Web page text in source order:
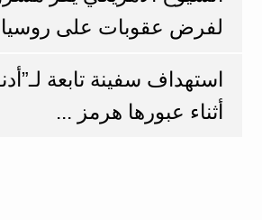
لفرض عقوبات على
استهداف سفينة تابعة
أثناء عبورها هرمز ...